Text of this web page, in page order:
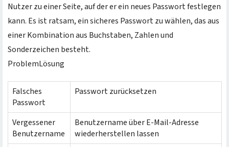
Nutzer zu einer Seite, auf der er ein neues Passwort festlegen
kann. Es ist ratsam, ein sicheres Passwort zu wählen, das aus
einer Kombination aus Buchstaben, Zahlen und
Sonderzeichen besteht.
ProblemLösung
Falsches
Passwort
Passwort zurücksetzen
Vergessener
Benutzername
Benutzername über E-Mail-Adresse
wiederherstellen lassen